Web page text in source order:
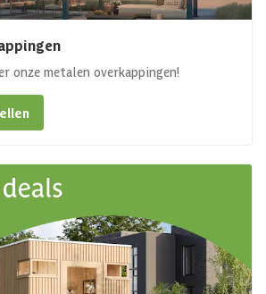
onze metalen overkappingen!